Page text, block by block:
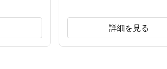
詳細を見る